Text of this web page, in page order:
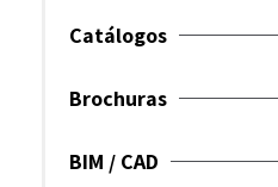
Catálogos
Brochuras
BIM / CAD